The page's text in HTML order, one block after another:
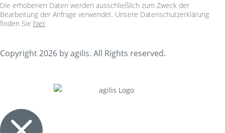
Die erhobenen Daten werden ausschließlich zum Zweck der
Bearbeitung der Anfrage verwendet. Unsere Datenschutzerklärung
finden Sie hier.
Copyright 2026 by agilis. All Rights reserved.